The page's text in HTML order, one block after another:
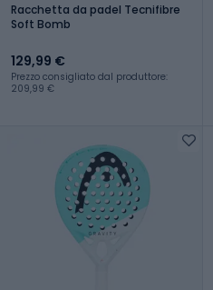
Racchetta da padel Tecnifibre
Soft Bomb
129,99 €
Prezzo consigliato dal produttore:
209,99 €